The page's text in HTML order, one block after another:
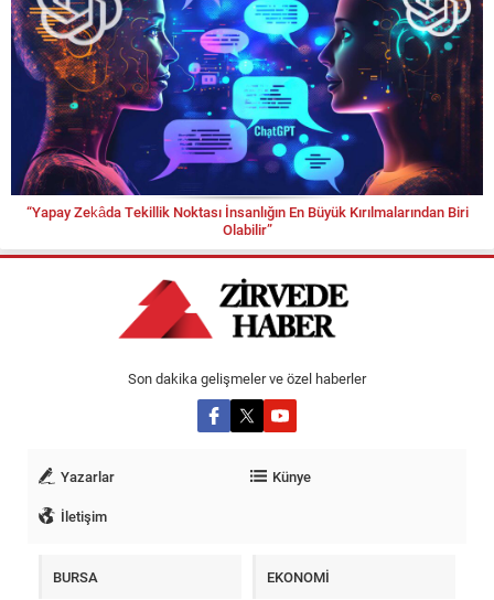
“Yapay Zekâda Tekillik Noktası İnsanlığın En Büyük Kırılmalarından Biri
Olabilir”
Son dakika gelişmeler ve özel haberler
Yazarlar
Künye
İletişim
BURSA EKONOMİ